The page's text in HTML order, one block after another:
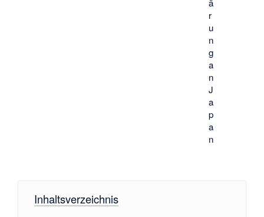
r
u
n
g
a
n
J
a
p
a
n
Inhaltsverzeichnis